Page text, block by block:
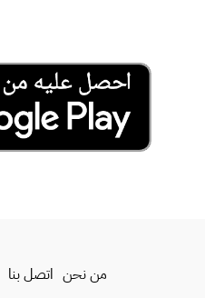
من نحن اتصل بنا